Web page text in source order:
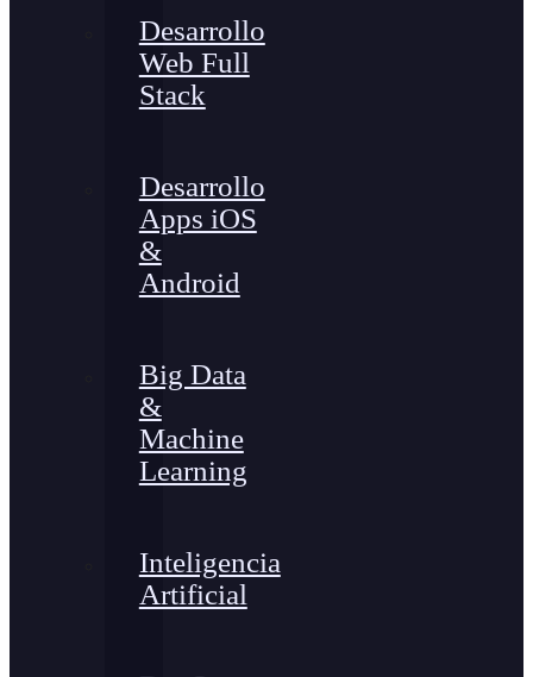
Desarrollo
Web Full
Stack
Desarrollo
Apps iOS
&
Android
Big Data
&
Machine
Learning
Inteligencia
Artificial